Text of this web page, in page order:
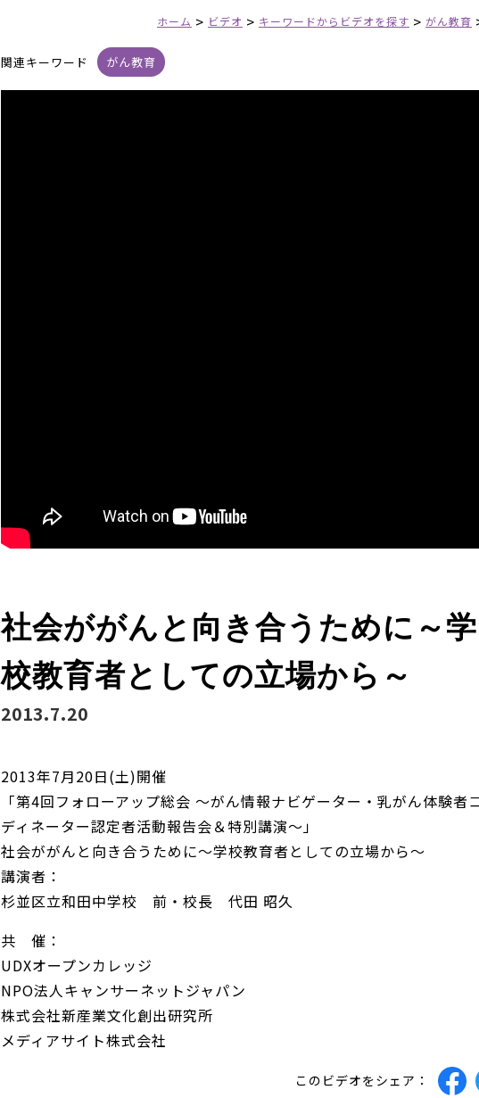
ホーム > ビデオ > キーワードからビデオを探す > がん教育
関連キーワード がん教育
社会ががんと向き合うために～学
校教育者としての立場から～
2013.7.20
2013年7月20日(土)開催
「第4回フォローアップ総会 ～がん情報ナビゲーター・乳がん体験者
ディネーター認定者活動報告会＆特別講演～­」
社会ががんと向き合うために～学校教育者としての立場から～
講演者：
杉並区立和田中学校 前・校長 代田 昭久
共 催：
UDXオープンカレッジ
NPO法人キャンサーネットジャパン
株式会社新産業文化創出研究所
メディアサイト株式会社
このビデオをシェア：